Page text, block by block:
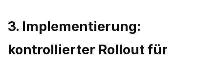
3. Implementierung:
kontrollierter Rollout für